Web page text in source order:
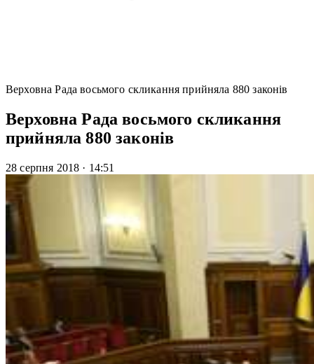
Верховна Рада восьмого скликання прийняла 880 законів
Верховна Рада восьмого скликання
прийняла 880 законів
28 серпня 2018 · 14:51